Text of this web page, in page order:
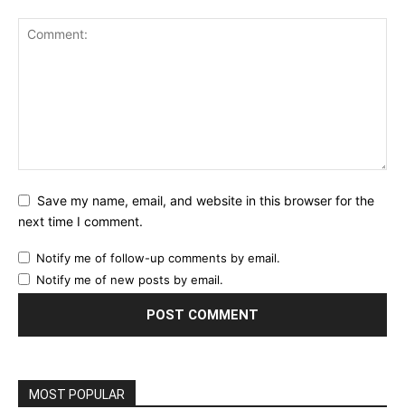
Save my name, email, and website in this browser for the
next time I comment.
Notify me of follow-up comments by email.
Notify me of new posts by email.
MOST POPULAR